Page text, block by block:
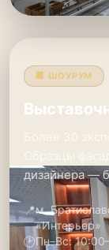
🏢 ШОУРУМ
Более 30
Образцы
дизайнера —
📍м.
«Интерьер»
🕑Пн–Вс: